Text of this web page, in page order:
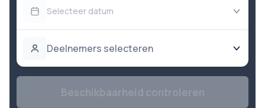
Selecteer datum
Deelnemers selecteren